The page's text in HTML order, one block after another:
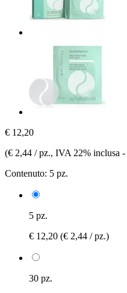
€ 12,20
(€ 2,44 / pz., IVA 22% inclusa -
Contenuto: 5 pz.
5 pz.
€ 12,20 (€ 2,44 / pz.)
30 pz.